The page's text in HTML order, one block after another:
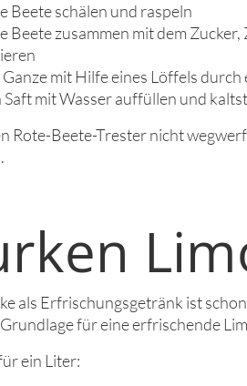
Beete schälen und raspeln
Beete zusammen mit dem
Ganze mit Hilfe eines Löffels durch
Saft mit Wasser auffüllen und
Rote-Beete-Trester nicht
als Erfrischungsgetränk ist
für eine erfrischende
ein Liter: